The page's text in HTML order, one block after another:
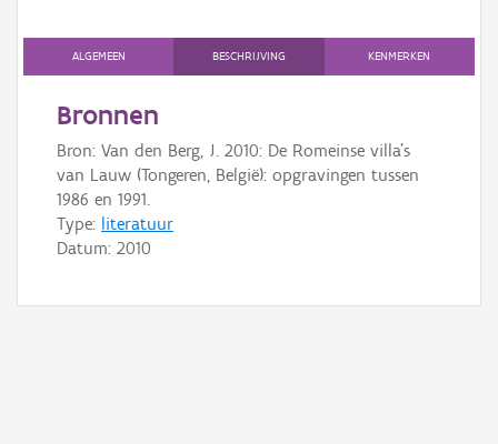
Downloads
Hergebruik
Aanmelden
ALGEMEEN BESCHRIJVING KENMERKEN
Bronnen
Bron: Van den Berg, J. 2010: De Romeinse villa's
van Lauw (Tongeren, België): opgravingen tussen
1986 en 1991.
Type: literatuur
Datum: 2010